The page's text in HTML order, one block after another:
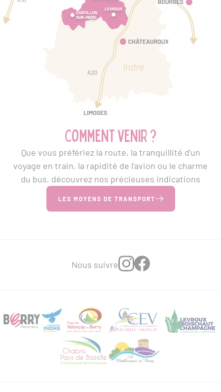
Comment venir ?
Que vous préfériez la route, la tranquillité d'un
voyage en train, la rapidité de l'avion ou le charme
du bus, découvrez nos précieuses indications
LES MOYENS DE TRANSPORT
Nous suivre